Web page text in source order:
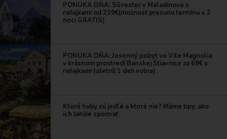
PONUKA DŇA: Silvester v Maladinove s
raňajkami od 239€(možnosť presunu termínu + 2
noci GRATIS)
PONUKA DŇA: Jesenný pobyt vo Vile Magnolia
v krásnom prostredí Banskej Štiavnice za 69€ s
raňajkami (ušetríš 1 deň voľna)
Ktoré huby sú jedlé a ktoré nie? Máme tipy, ako
ich ľahšie spoznať